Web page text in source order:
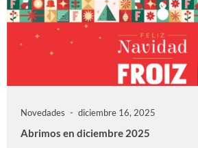
Novedades diciembre 16, 2025
Abrimos en diciembre 2025